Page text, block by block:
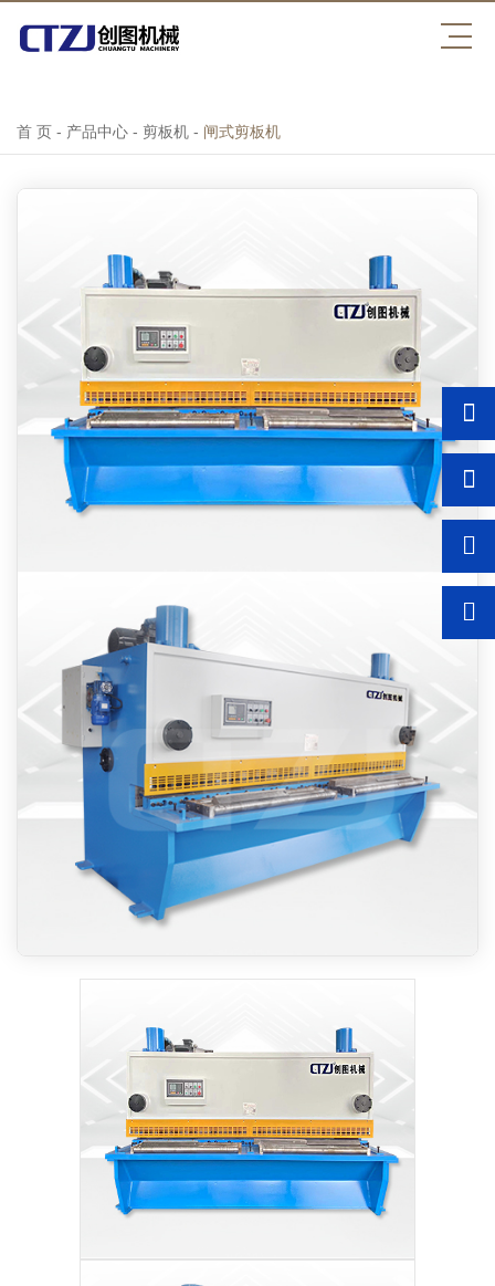
世界杯官网
首 页 - 产品中心 - 剪板机 - 闸式剪板机